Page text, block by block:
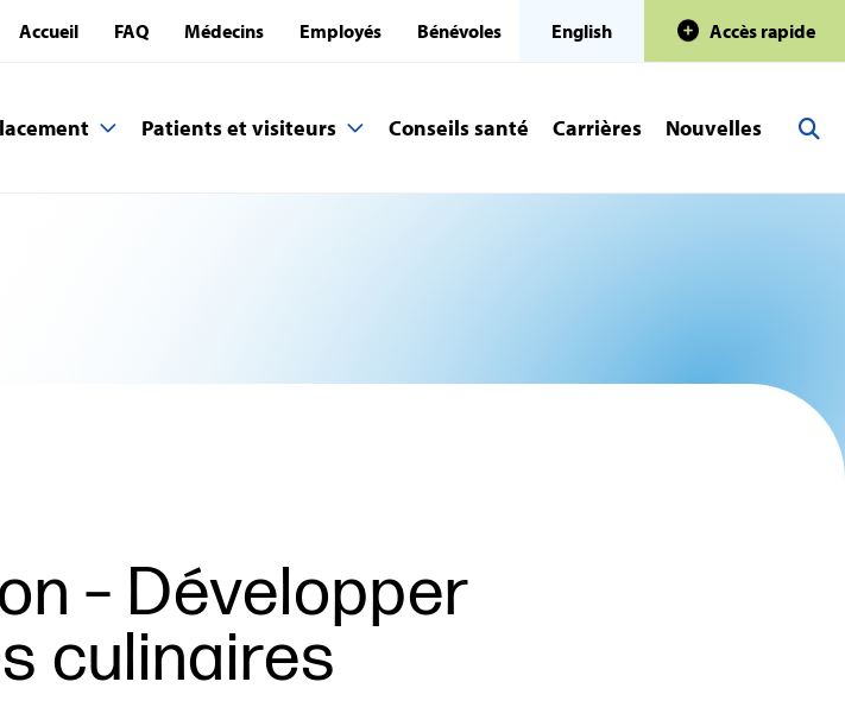
Accueil FAQ Médecins Employés Bénévoles English Accès rapide
Patients et visiteurs Conseils santé Carrières Nouvelles
– Développer
culinaires